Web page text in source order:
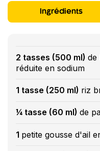
Ingrédients
2 tasses (500 ml) de
réduite en sodium
1 tasse (250 ml) riz
¼ tasse (60 ml) de
1 petite gousse d'ail